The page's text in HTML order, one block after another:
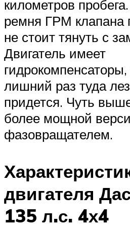
километров
ремня ГРМ клапана
не стоит тянуть с
Двигатель имеет
лишний раз туда
придется. Чуть
более мощной
фазовращателем.
двигателя
135 л.с. 4х4